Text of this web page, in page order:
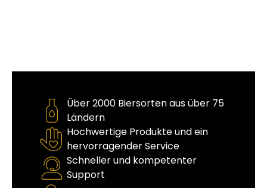
Über 2000 Biersorten aus über 75
Ländern
Hochwertige Produkte und ein
hervorragender Service
Schneller und kompetenter
Support